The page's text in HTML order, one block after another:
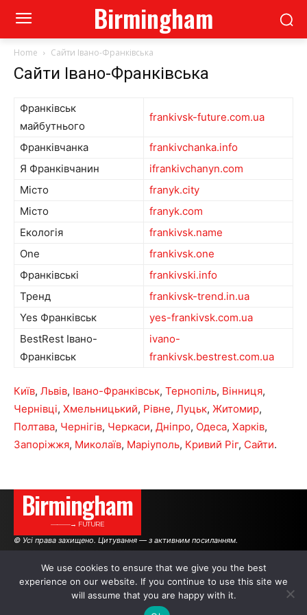
Birmingham
Home Сайти Івано-Франківська
Сайти Івано-Франківська
Франківськ
майбутнього
frankivsk-future.com.ua
Франківчанка
frankivchanka.info
Я Франківчанин
ifrankivchanyn.com
Місто
franyk.city
Місто
franyk.com
Екологія
frankivsk.name
One
frankivsk.one
Франківські
frankivski.info
Тренд
frankivsk-trend.in.ua
Yes Франківськ
yes-frankivsk.com.ua
BestRest Івано-
Франківськ
ivano-
frankivsk.bestrest.com.ua
Київ, Львів, Івано-Франківськ, Тернопіль, Вінниця,
Чернівці, Хмельницький, Рівне, Луцьк, Житомир,
Полтава, Чернігів, Черкаси, Дніпро, Одеса, Харків,
Запоріжжя, Миколаїв, Маріуполь, Кривий Ріг, Сайти.
Birmingham
———→ FUTURE
© Усі права захищено. Цитування — з активним посиланням.
АВТОРИ РЕКЛАМА НА САЙТІ
We use cookies to ensure that we give you the best
experience on our website. If you continue to use this site we
will assume that you are happy with it.